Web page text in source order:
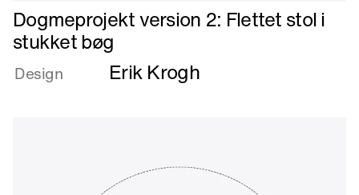
Læs
mere
om
Dogmeprojekt
version
Dogmeprojekt version 2: Flettet stol i
stukket bøg
Design Erik Krogh